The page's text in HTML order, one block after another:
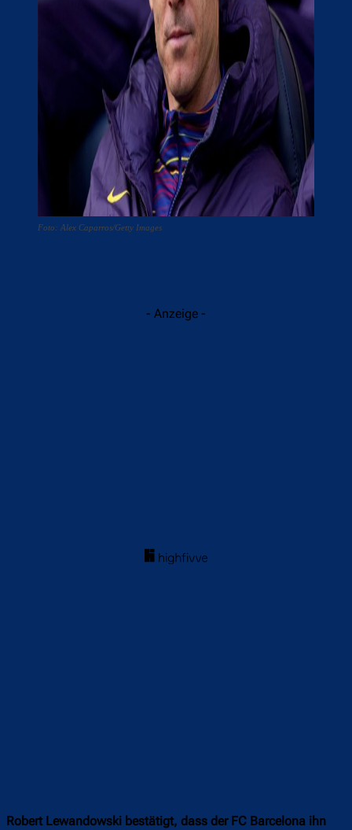
Foto: Alex Caparros/Getty Images
- Anzeige -
Robert Lewandowski bestätigt, dass der FC Barcelona ihn